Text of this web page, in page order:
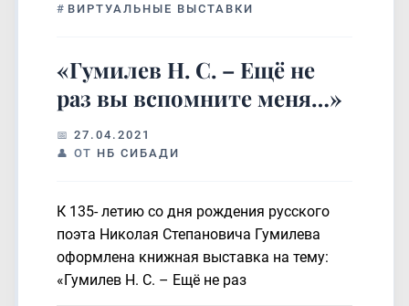
# ВИРТУАЛЬНЫЕ ВЫСТАВКИ
«Гумилев Н. С. – Ещё не
раз вы вспомните меня…»
27.04.2021
ОТ НБ СИБАДИ
К 135- летию со дня рождения русского
поэта Николая Степановича Гумилева
оформлена книжная выставка на тему:
«Гумилев Н. С. – Ещё не раз